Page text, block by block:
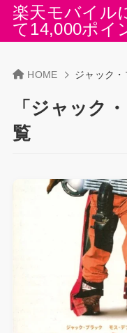
楽天モバイル
て14,000ポイ
HOME ジャック・
「ジャック
覧